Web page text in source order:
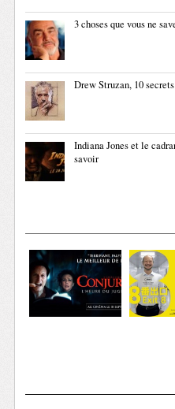
3 choses que vous ne
Drew Struzan, 10
Indiana Jones et le
savoir